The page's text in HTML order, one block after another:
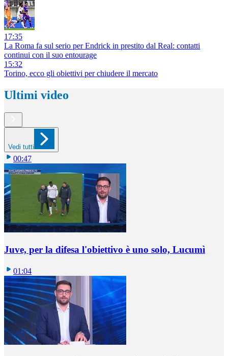
17:35
La Roma fa sul serio per Endrick in prestito dal Real: contatti
continui con il suo entourage
15:32
Torino, ecco gli obiettivi per chiudere il mercato
Ultimi video
Vedi tutti
00:47
Juve, per la difesa l'obiettivo è uno solo, Lucumì
01:04